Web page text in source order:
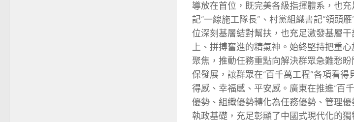
導放在首位，既完美各級指揮體系，也
記“一線施工隊長”、村黨組織書記“領頭
位深刻基層結對幫扶，也充足激發基層
上、拼搏奮進的精氣神。始終堅持把重
聚焦，推動任務重點向解決群眾急難愁
保發展，讓群眾在“百千萬工程”各項看
得感、幸福感、平安感。廣東在推進“百
優勢、組織優勢轉化為任務優勢、管理
執政基礎，充足彰顯了中國式現代化的獨